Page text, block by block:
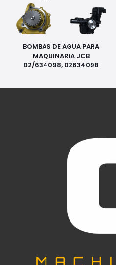
BOMBAS DE AGUA PARA
MAQUINARIA JCB
02/634098, 02634098